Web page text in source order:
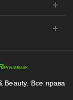
Beauty. Все права